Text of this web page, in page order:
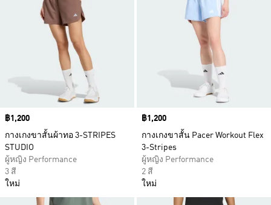
Price
฿1,200
กางเกงขาสั้นผ้าทอ 3-STRIPES
STUDIO
ผู้หญิง Performance
3 สี
ใหม่
Price
฿1,200
กางเกงขาสั้น Pacer Workout Flex
3-Stripes
ผู้หญิง Performance
2 สี
ใหม่